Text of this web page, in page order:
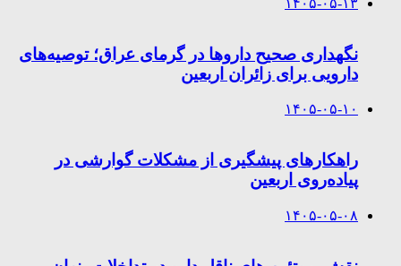
۱۴۰۵-۰۵-۱۳
نگهداری صحیح داروها در گرمای عراق؛ توصیه‌های
دارویی برای زائران اربعین
۱۴۰۵-۰۵-۱۰
راهکارهای پیشگیری از مشکلات گوارشی در
پیاده‌روی اربعین
۱۴۰۵-۰۵-۰۸